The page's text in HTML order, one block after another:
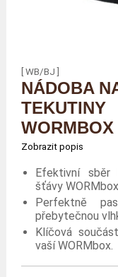
[ WB/BJ ]
NÁDOBA
TEKUTINY
WORMBOX
Zobrazit popis
Efektivní sběr
šťávy
Perfektně
přebytečnou
Klíčová
vaší WORMbox.